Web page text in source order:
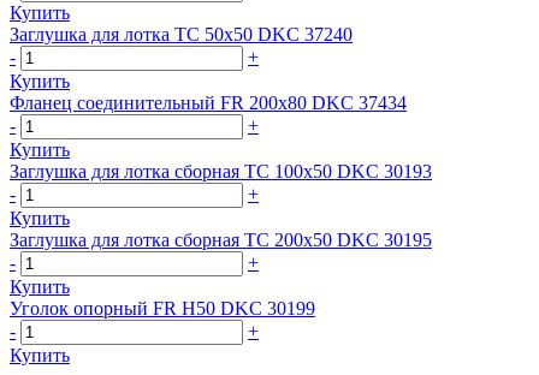
Купить
Заглушка для лотка TC 50х50 DKC 37240
-
+
Купить
Фланец соединительный FR 200х80 DKC 37434
-
+
Купить
Заглушка для лотка сборная TC 100х50 DKC 30193
-
+
Купить
Заглушка для лотка сборная TC 200х50 DKC 30195
-
+
Купить
Уголок опорный FR H50 DKC 30199
-
+
Купить